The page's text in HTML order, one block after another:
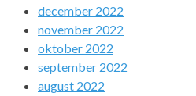
december 2022
november 2022
oktober 2022
september 2022
august 2022